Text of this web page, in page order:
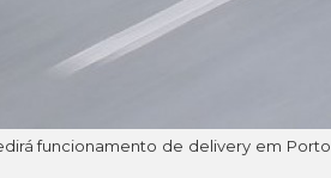
funcionamento de delivery em Porto